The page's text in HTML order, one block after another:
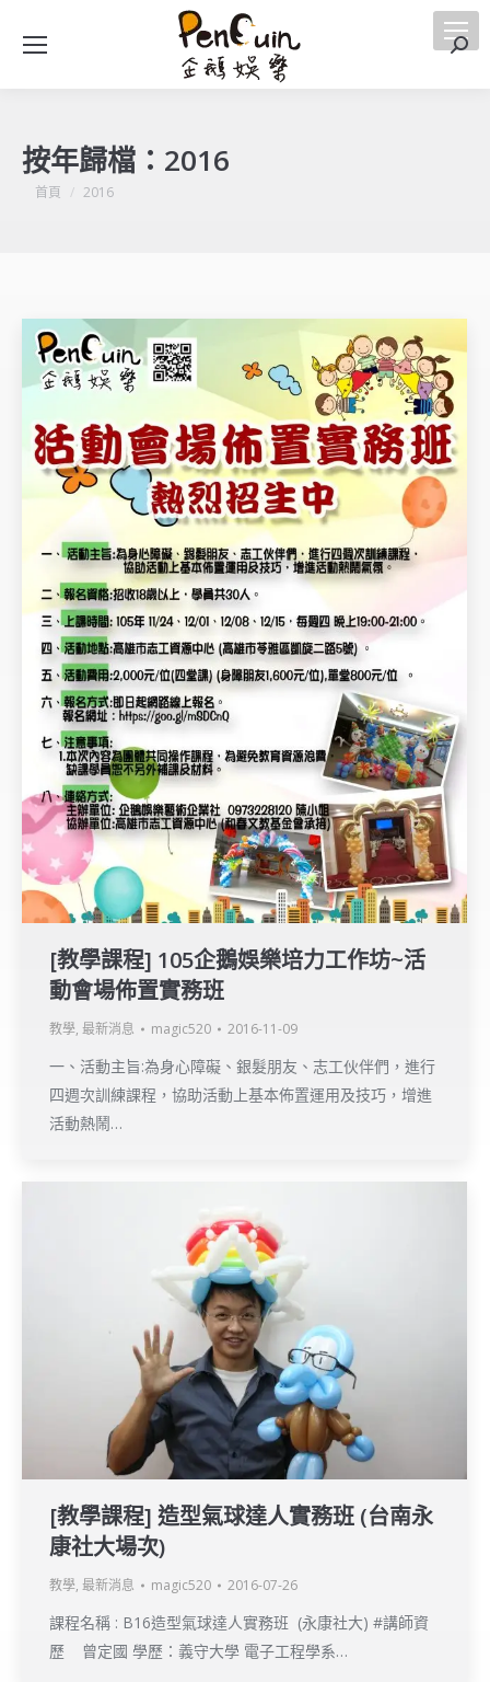
搜
按年歸檔： 2016
您在這裡：
首頁 2016
[教學課程] 105企鵝娛樂培力工作坊~活
動會場佈置實務班
教學, 最新消息 magic520 2016-11-09
一、活動主旨:為身心障礙、銀髮朋友、志工伙伴們，進行
四週次訓練課程，協助活動上基本佈置運用及技巧，增進
活動熱鬧…
[教學課程] 造型氣球達人實務班 (台南永
康社大場次)
教學, 最新消息 magic520 2016-07-26
課程名稱 : B16造型氣球達人實務班 (永康社大) #講師資
歷 曾定國 學歷：義守大學 電子工程學系…